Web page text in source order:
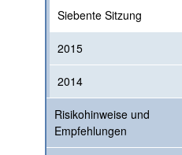
Siebente Sitzung
2015
2014
Risikohinweise und
Empfehlungen